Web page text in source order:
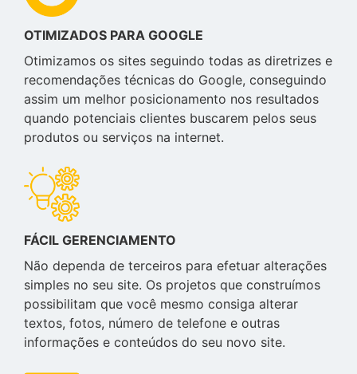
OTIMIZADOS PARA GOOGLE
Otimizamos os sites seguindo todas as diretrizes e
recomendações técnicas do Google, conseguindo
assim um melhor posicionamento nos resultados
quando potenciais clientes buscarem pelos seus
produtos ou serviços na internet.
FÁCIL GERENCIAMENTO
Não dependa de terceiros para efetuar alterações
simples no seu site. Os projetos que construímos
possibilitam que você mesmo consiga alterar
textos, fotos, número de telefone e outras
informações e conteúdos do seu novo site.